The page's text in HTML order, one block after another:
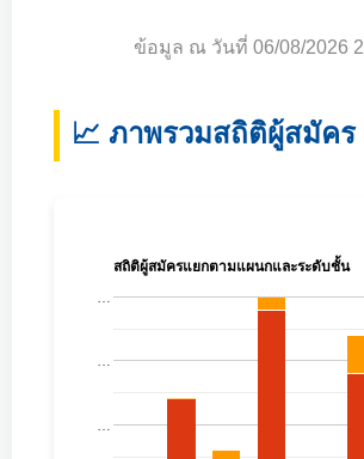
ข้อมูล ณ วันที่ 06/08/2026
📈 ภาพรวมสถิติผู้สมัคร
สถิติผู้สมัครแยกตามแผนกและระดับชั้น
…